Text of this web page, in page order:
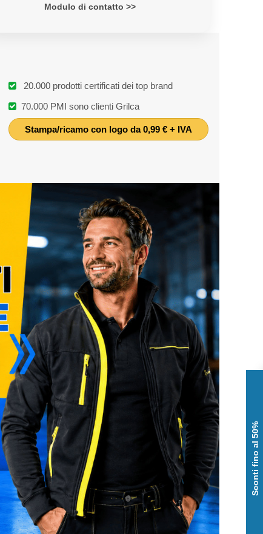
Modulo di contatto >>
20.000 prodotti certificati dei top brand
70.000 PMI sono clienti Grilca
Stampa/ricamo con logo da 0,99 € + IVA
Sconti fino al 50%